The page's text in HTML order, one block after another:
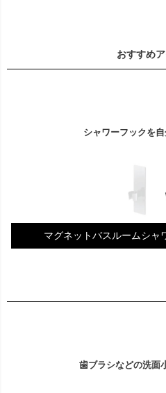
おすすめ
シャワーフックを
マグネットバスルームシャ
歯ブラシなどの洗面